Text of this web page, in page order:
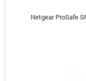
Netgear ProSafe